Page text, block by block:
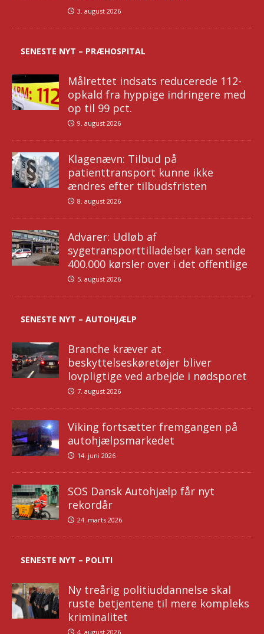
3. august 2026
SENESTE NYT – PRÆHOSPITAL
Målrettet indsats reducerede 112-
opkald fra hyppige indringere med
op til 99 pct.
9. august 2026
Klagenævn: Tilbud på
patienttransport kunne ikke
ændres efter tilbudsfristen
8. august 2026
Advarer: Udløb af
sygetransporttilladelser kan sende
400.000 kørsler over i det offentlige
5. august 2026
SENESTE NYT – AUTOHJÆLP
Branche kræver at
beskyttelseskøretøjer bliver
lovpligtige ved arbejde i nødsporet
7. august 2026
Viking fortsætter fremgangen på
autohjælpsmarkedet
14. juni 2026
SOS Dansk Autohjælp får nyt
rekordår
24. marts 2026
SENESTE NYT – POLITI
Ny treårig politiuddannelse skal
ruste betjentene til mere kompleks
kriminalitet
4. august 2026